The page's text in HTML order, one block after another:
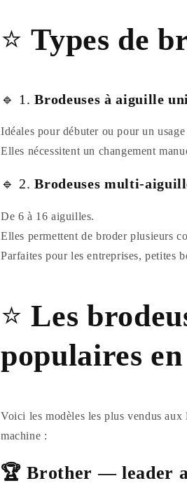
⭐Types de
🔹 1.Brodeuses à aiguille
Idéales pour débuter ou pour un
Elles nécessitent un changement
🔹 2.Brodeuses multi-
De 6 à 16 aiguilles.
Elles permettent de broder plusieurs
Parfaites pour les entreprises, petites
⭐Les
populaires
Voici les modèles les plus vendus
machine :
🏆 Brother — leader